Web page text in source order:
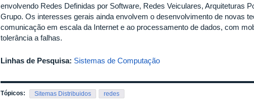
envolvendo Redes Definidas por Software, Redes Veiculares, Arquiteturas
Grupo. Os interesses gerais ainda envolvem o desenvolvimento de novas
comunicação em escala da Internet e ao processamento de dados, com
tolerância a falhas.
Linhas de Pesquisa: Sistemas de Computação
Tópicos: Sitemas Distribuidos redes